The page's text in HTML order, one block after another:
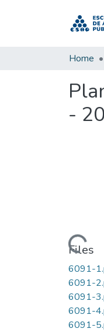
Home
-
Loading...
Files
6091-
6091-
6091-
6091-
6091-